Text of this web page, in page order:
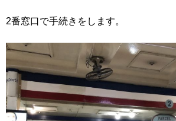
2番窓口で手続きをします。